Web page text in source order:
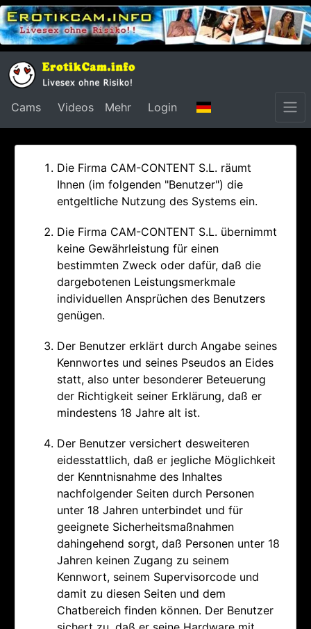
Cams Videos Mehr Login
Die Firma CAM-CONTENT S.L. räumt
Ihnen (im folgenden "Benutzer") die
entgeltliche Nutzung des Systems ein.
Die Firma CAM-CONTENT S.L. übernimmt
keine Gewährleistung für einen
bestimmten Zweck oder dafür, daß die
dargebotenen Leistungsmerkmale
individuellen Ansprüchen des Benutzers
genügen.
Der Benutzer erklärt durch Angabe seines
Kennwortes und seines Pseudos an Eides
statt, also unter besonderer Beteuerung
der Richtigkeit seiner Erklärung, daß er
mindestens 18 Jahre alt ist.
Der Benutzer versichert desweiteren
eidesstattlich, daß er jegliche Möglichkeit
der Kenntnisnahme des Inhaltes
nachfolgender Seiten durch Personen
unter 18 Jahren unterbindet und für
geeignete Sicherheitsmaßnahmen
dahingehend sorgt, daß Personen unter 18
Jahren keinen Zugang zu seinem
Kennwort, seinem Supervisorcode und
damit zu diesen Seiten und dem
Chatbereich finden können. Der Benutzer